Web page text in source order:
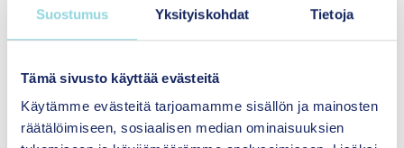
Suostumus Yksityiskohdat Tietoja
Tämä sivusto käyttää evästeitä
Käytämme evästeitä tarjoamamme sisällön ja mainosten
räätälöimiseen, sosiaalisen median ominaisuuksien
Menetelmän kouluttajan määrittämät
edellytykset koulutukseen
osaaminen).
Työntekijällä tulee olla aikaa ja
motivaatiota menetelmän